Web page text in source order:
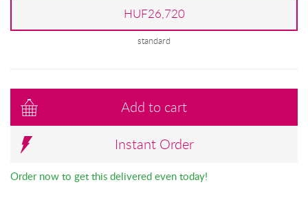
HUF26,720
standard
Add to cart
Instant Order
Order now to get this delivered even today!